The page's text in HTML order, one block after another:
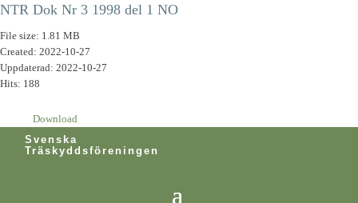
NTR Dok Nr 3 1998 del 1 NO
File size: 1.81 MB
Created: 2022-10-27
Uppdaterad: 2022-10-27
Hits: 188
Download
Svenska
Träskyddsföreningen